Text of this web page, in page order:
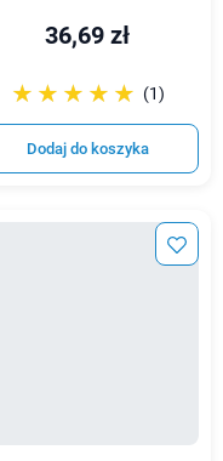
36,69 zł
☆☆☆☆☆
★★★★★ (1)
Dodaj do koszyka